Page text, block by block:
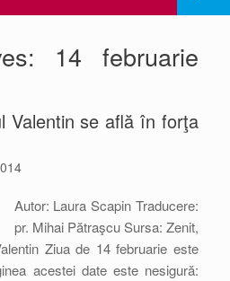
14 februarie
Valentin se află în forţa
Autor: Laura Scapin Traducere:
pr. Mihai Pătraşcu Sursa: Zenit,
Ziua de 14 februarie este
acestei date este nesigură: